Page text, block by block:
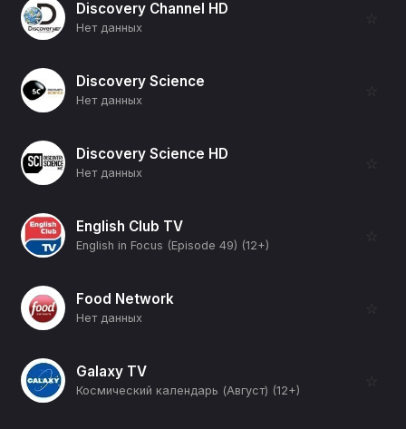
Discovery Channel HD
Нет данных
☆
Discovery Science
Нет данных
☆
Discovery Science HD
Нет данных
☆
English Club TV
English in Focus (Episode 49) (12+)
☆
Food Network
Нет данных
☆
Galaxy TV
Космический календарь (Август) (12+)
☆